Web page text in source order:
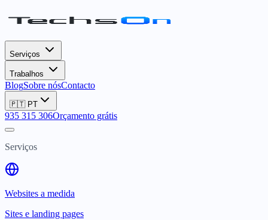
Serviços
Trabalhos
BlogSobre nósContacto
🇵🇹 PT
935 315 306Orçamento grátis
Serviços
Websites a medida
Sites e landing pages